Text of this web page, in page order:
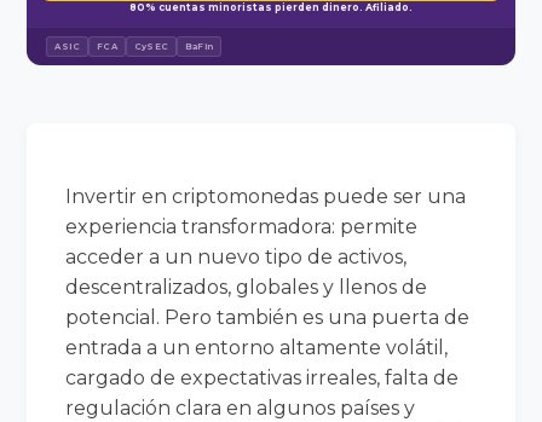
80% cuentas minoristas pierden dinero. Afiliado.
ASIC FCA CySEC BaFin
Invertir en criptomonedas puede ser una
experiencia transformadora: permite
acceder a un nuevo tipo de activos,
descentralizados, globales y llenos de
potencial. Pero también es una puerta de
entrada a un entorno altamente volátil,
cargado de expectativas irreales, falta de
regulación clara en algunos países y